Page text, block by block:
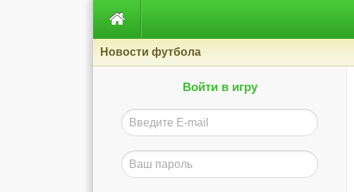

Новости футбола
Войти в игру